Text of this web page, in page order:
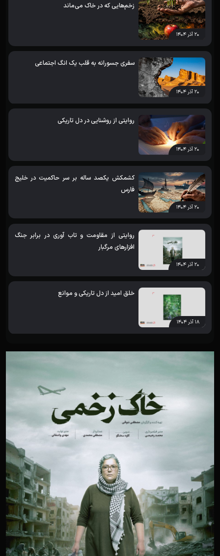
۲۰ آذر ۱۴۰۴
زخم‌هایی که در خاک می‌ماند
۲۰ آذر ۱۴۰۴
سفری جسورانه به قلب یک انگ اجتماعی
۲۰ آذر ۱۴۰۴
روایتی از روشنایی در دل تاریکی
۲۰ آذر ۱۴۰۴
کشمکش یکصد ساله بر سر حاکمیت در خلیج
فارس
۲۰ آذر ۱۴۰۴
روایتی از مقاومت و تاب آوری در برابر جنگ
افزارهای مرگبار
۱۸ آذر ۱۴۰۴
خلق امید از دل تاریکی و موانع